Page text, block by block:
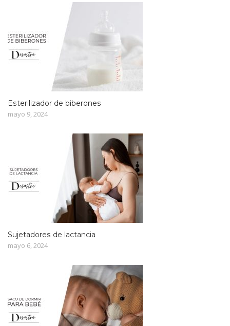
Esterilizador de biberones
mayo 9, 2024
Sujetadores de lactancia
mayo 6, 2024